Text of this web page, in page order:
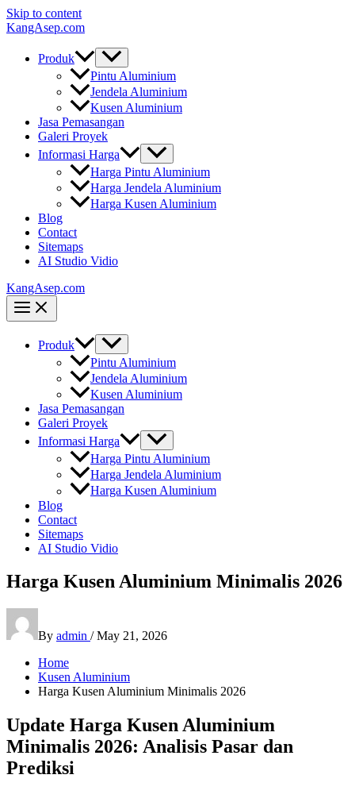
Skip to content
KangAsep.com
Produk
Pintu Aluminium
Jendela Aluminium
Kusen Aluminium
Jasa Pemasangan
Galeri Proyek
Informasi Harga
Harga Pintu Aluminium
Harga Jendela Aluminium
Harga Kusen Aluminium
Blog
Contact
Sitemaps
AI Studio Vidio
KangAsep.com
Produk
Pintu Aluminium
Jendela Aluminium
Kusen Aluminium
Jasa Pemasangan
Galeri Proyek
Informasi Harga
Harga Pintu Aluminium
Harga Jendela Aluminium
Harga Kusen Aluminium
Blog
Contact
Sitemaps
AI Studio Vidio
Harga Kusen Aluminium Minimalis 2026
By admin /May 21, 2026
Home
Kusen Aluminium
Harga Kusen Aluminium Minimalis 2026
Update Harga Kusen Aluminium
Minimalis 2026: Analisis Pasar dan
Prediksi